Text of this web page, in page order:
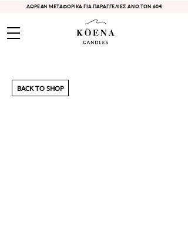
ΔΩΡΕΑΝ ΜΕΤΑΦΟΡΙΚΑ ΓΙΑ ΠΑΡΑΓΓΕΛΙΕΣ ΑΝΩ ΤΩΝ 60€
BACK TO SHOP